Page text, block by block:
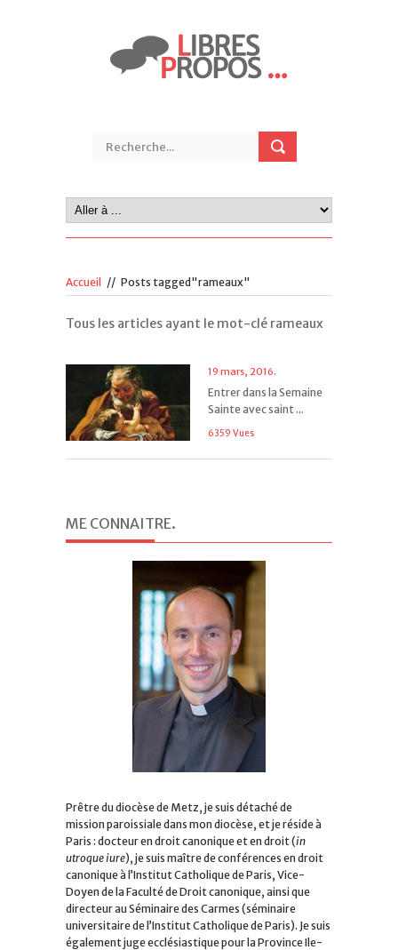
Accueil // Posts tagged"rameaux"
Tous les articles ayant le mot-clé rameaux
19 mars, 2016.
Entrer dans la Semaine
Sainte avec saint ...
6359 Vues
ME CONNAITRE.
Prêtre du diocèse de Metz, je suis détaché de
mission paroissiale dans mon diocèse, et je réside à
Paris : docteur en droit canonique et en droit (in
utroque iure), je suis maître de conférences en droit
canonique à l’Institut Catholique de Paris, Vice-
Doyen de la Faculté de Droit canonique, ainsi que
directeur au Séminaire des Carmes (séminaire
universitaire de l’Institut Catholique de Paris). Je suis
également juge ecclésiastique pour la Province Ile-